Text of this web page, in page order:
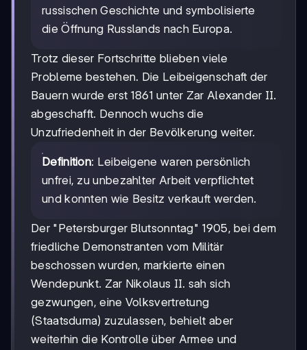
russischen Geschichte und symbolisierte
die Öffnung Russlands nach Europa.
Trotz dieser Fortschritte blieben viele
Probleme bestehen. Die Leibeigenschaft der
Bauern wurde erst 1861 unter Zar Alexander II.
abgeschafft. Dennoch wuchs die
Unzufriedenheit in der Bevölkerung weiter.
Definition: Leibeigene waren persönlich
unfrei, zu unbezahlter Arbeit verpflichtet
und konnten wie Besitz verkauft werden.
Der "Petersburger Blutsonntag" 1905, bei dem
friedliche Demonstranten vom Militär
beschossen wurden, markierte einen
Wendepunkt. Zar Nikolaus II. sah sich
gezwungen, eine Volksvertretung
(Staatsduma) zuzulassen, behielt aber
weiterhin die Kontrolle über Armee und